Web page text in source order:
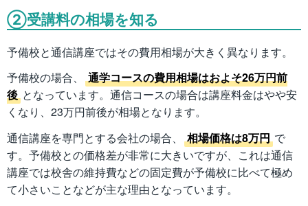
②受講料の相場を知る
予備校と通信講座ではその費用相場が大きく異なります。
予備校の場合、
通学コースの費用相場はおよそ26万円前
後 となっています。通信コースの場合は講座料金はやや安
くなり、23万円前後が相場となります。
通信講座を専門とする会社の場合、
相場価格は8万円 で
す。予備校との価格差が非常に大きいですが、これは通信
講座では校舎の維持費などの固定費が予備校に比べて極め
て小さいことなどが主な理由となっています。